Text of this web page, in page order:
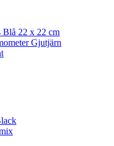
Blå 22 x 22 cm
Gjutjärn